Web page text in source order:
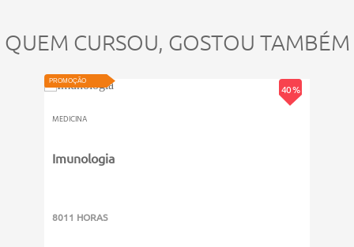
QUEM CURSOU, GOSTOU TAMBÉM
40 %
PROMOÇÃO
MEDICINA
Imunologia
8011 HORAS